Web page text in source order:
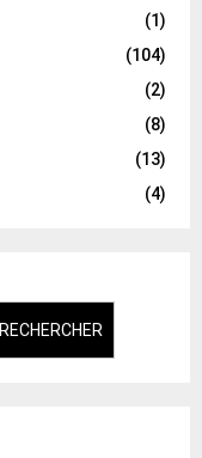
(1)
(104)
(2)
(8)
(13)
(4)
RECHERCHER